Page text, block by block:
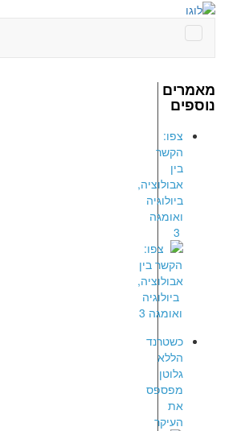
מאמרים
נוספים
צפו:
הקשר
בין
אבולוציה,
ביולוגיה
ואומגה
3
כשטרנד
הללא
גלוטן
מפספס
את
העיקר